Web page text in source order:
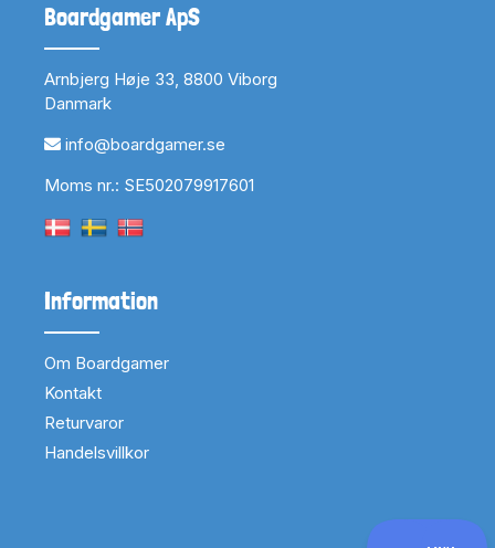
Boardgamer ApS
Arnbjerg Høje 33, 8800 Viborg
Danmark
info@boardgamer.se
Moms nr.: SE502079917601
Information
Om Boardgamer
Kontakt
Returvaror
Handelsvillkor